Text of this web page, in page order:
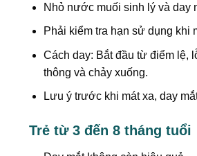
Nhỏ nước muối sinh lý và day
Phải kiểm tra hạn sử dụng khi
Cách day: Bắt đầu từ điểm lệ,
thông và chảy xuống.
Lưu ý trước khi mát xa, day
Trẻ từ 3 đến 8 tháng tuổi